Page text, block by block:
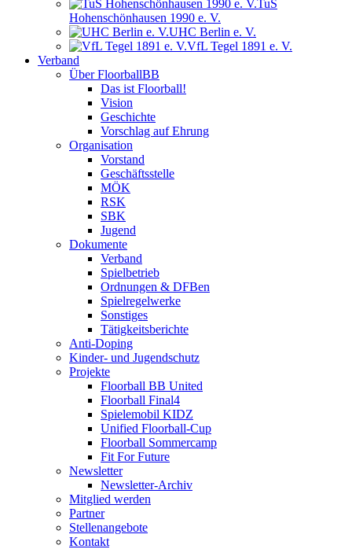
TuS
Hohenschönhausen 1990 e. V.
UHC Berlin e. V.
VfL Tegel 1891 e. V.
Verband
Über FloorballBB
Das ist Floorball!
Vision
Geschichte
Vorschlag auf Ehrung
Organisation
Vorstand
Geschäftsstelle
MÖK
RSK
SBK
Jugend
Dokumente
Verband
Spielbetrieb
Ordnungen & DFBen
Spielregelwerke
Sonstiges
Tätigkeitsberichte
Anti-Doping
Kinder- und Jugendschutz
Projekte
Floorball BB United
Floorball Final4
Spielemobil KIDZ
Unified Floorball-Cup
Floorball Sommercamp
Fit For Future
Newsletter
Newsletter-Archiv
Mitglied werden
Partner
Stellenangebote
Kontakt